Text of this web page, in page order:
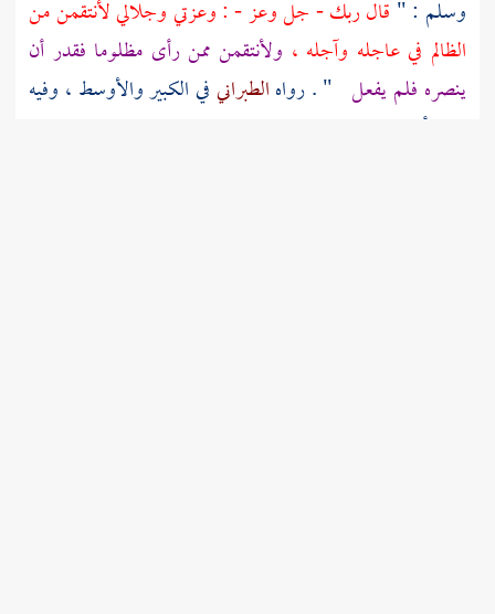
وسلم : " قال ربك - جل وعز - : وعزتي وجلالي لأنتقمن من
الظالم في عاجله وآجله ، ولأنتقمن ممن رأى مظلوما فقدر أن
ينصره فلم يفعل " . رواهالطبرانيفي الكبير والأوسط ، وفيه
من لم أعرفهم .